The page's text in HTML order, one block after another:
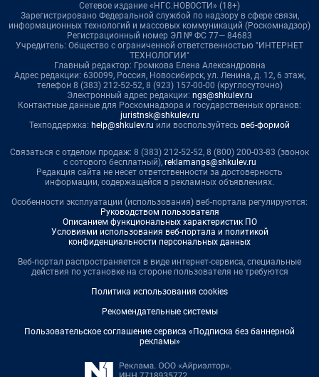
Сетевое издание «НГС.НОВОСТИ» (18+)
Зарегистрировано Федеральной службой по надзору в сфере связи,
информационных технологий и массовых коммуникаций (Роскомнадзор)
Регистрационный номер ЭЛ № ФС 77— 84683
Учредитель: Общество с ограниченной ответственностью "ИНТЕРНЕТ
ТЕХНОЛОГИИ"
Главный редактор: Громкова Елена Александровна
Адрес редакции: 630099, Россия, Новосибирск, ул. Ленина, д. 12, 6 этаж,
телефон 8 (383) 212-52-52, 8 (923) 157-00-00 (круглосуточно)
Электронный адрес редакции: ngs@shkulev.ru
Контактные данные для Роскомнадзора и государственных органов:
juristnsk@shkulev.ru
Техподдержка: help@shkulev.ru или воспользуйтесь веб-формой
Связаться с отделом продаж: 8 (383) 212-52-52, 8 (800) 200-03-83 (звонок
с сотового бесплатный), reklamangs@shkulev.ru
Редакция сайта не несет ответственности за достоверность
информации, содержащейся в рекламных объявлениях.
Особенности эксплуатации (использования) веб-портала регулируются:
Руководством пользователя
Описанием функциональных характеристик ПО
Условиями использования веб-портала и политикой
конфиденциальности персональных данных
Веб-портал распространяется в виде интернет-сервиса, специальные
действия по установке на стороне пользователя не требуются
Политика использования cookies
Рекомендательные системы
Пользовательское соглашение сервиса «Подписка без баннерной
рекламы»